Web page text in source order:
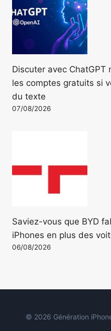
Discuter avec
les comptes gratuits si
du texte
07/08/2026
Saviez-vous que BYD
iPhones en plus des
06/08/2026
© 2026 Génération